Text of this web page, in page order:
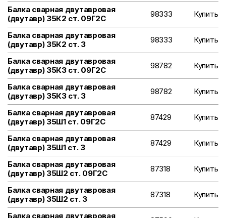
Балка сварная двутавровая
(двутавр) 35К2 ст. 09Г2С
98333 Купить
Балка сварная двутавровая
(двутавр) 35К2 ст. 3
98333 Купить
Балка сварная двутавровая
(двутавр) 35К3 ст. 09Г2С
98782 Купить
Балка сварная двутавровая
(двутавр) 35К3 ст. 3
98782 Купить
Балка сварная двутавровая
(двутавр) 35Ш1 ст. 09Г2С
87429 Купить
Балка сварная двутавровая
(двутавр) 35Ш1 ст. 3
87429 Купить
Балка сварная двутавровая
(двутавр) 35Ш2 ст. 09Г2С
87318 Купить
Балка сварная двутавровая
(двутавр) 35Ш2 ст. 3
87318 Купить
Балка сварная двутавровая